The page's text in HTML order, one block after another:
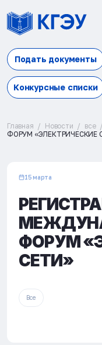
Подать документы
Конкурсные списки
Главная Новости все
ФОРУМ «ЭЛЕКТРИЧЕСКИЕ
15 марта
ФОРУМ
СЕТИ»
Все